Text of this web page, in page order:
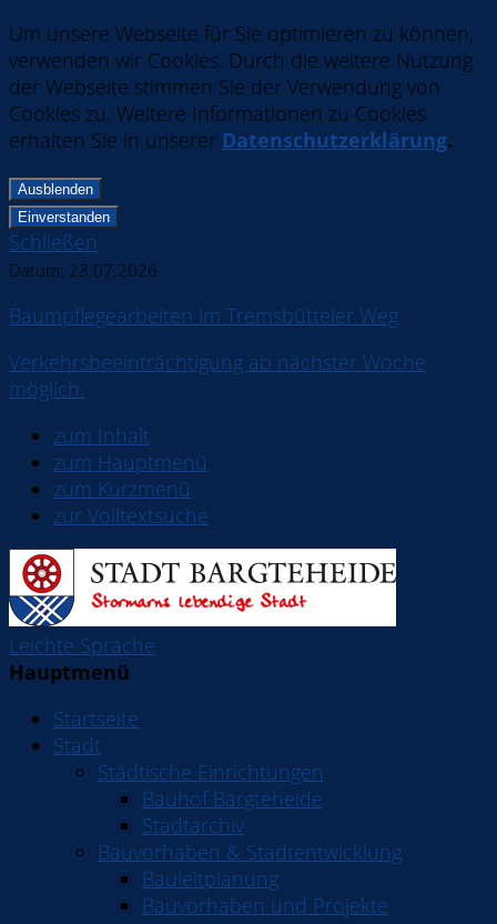
Um unsere Webseite für Sie optimieren zu können,
verwenden wir Cookies. Durch die weitere Nutzung
der Webseite stimmen Sie der Verwendung von
Cookies zu. Weitere Informationen zu Cookies
erhalten Sie in unserer Datenschutzerklärung.
Ausblenden
Einverstanden
Schließen
Datum: 23.07.2026
Baumpflegearbeiten im Tremsbütteler Weg
Verkehrsbeeinträchtigung ab nächster Woche
möglich.
zum Inhalt
zum Hauptmenü
zum Kurzmenü
zur Volltextsuche
Leichte Sprache
Hauptmenü
Startseite
Stadt
Städtische Einrichtungen
Bauhof Bargteheide
Stadtarchiv
Bauvorhaben & Stadtentwicklung
Bauleitplanung
Bauvorhaben und Projekte